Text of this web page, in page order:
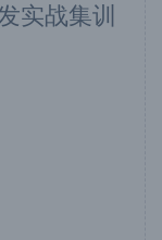
实战集训